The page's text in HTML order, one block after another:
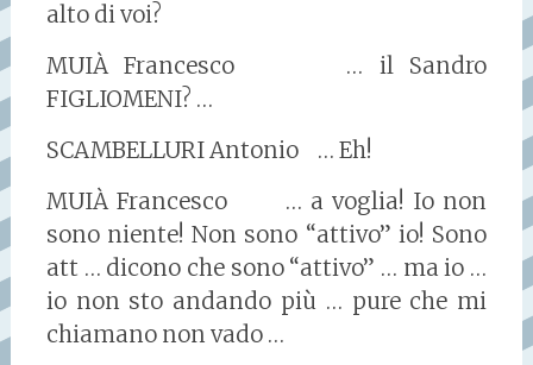
alto di voi?
MUIÀ Francesco … il Sandro
FIGLIOMENI? …
SCAMBELLURI Antonio … Eh!
MUIÀ Francesco … a voglia! Io non
sono niente! Non sono “attivo” io! Sono
att … dicono che sono “attivo” … ma io …
io non sto andando più … pure che mi
chiamano non vado …